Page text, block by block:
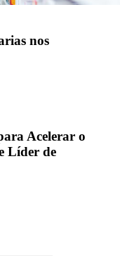
nos
Acelerar o
Líder de